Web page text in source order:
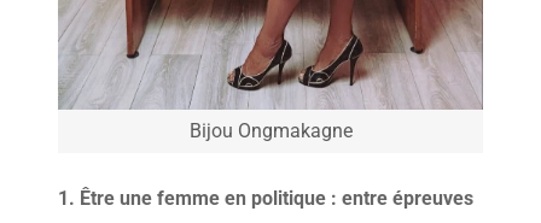
Bijou Ongmakagne
1. Être une femme en politique : entre épreuves